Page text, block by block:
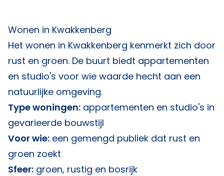
Wonen in Kwakkenberg
Het wonen in Kwakkenberg kenmerkt zich door
rust en groen. De buurt biedt appartementen
en studio's voor wie waarde hecht aan een
natuurlijke omgeving.
Type woningen: appartementen en studio's in
gevarieerde bouwstijl
Voor wie: een gemengd publiek dat rust en
groen zoekt
Sfeer: groen, rustig en bosrijk